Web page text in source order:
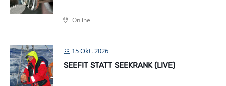
Online
15 Okt. 2026
SEEFIT STATT SEEKRANK (LIVE)